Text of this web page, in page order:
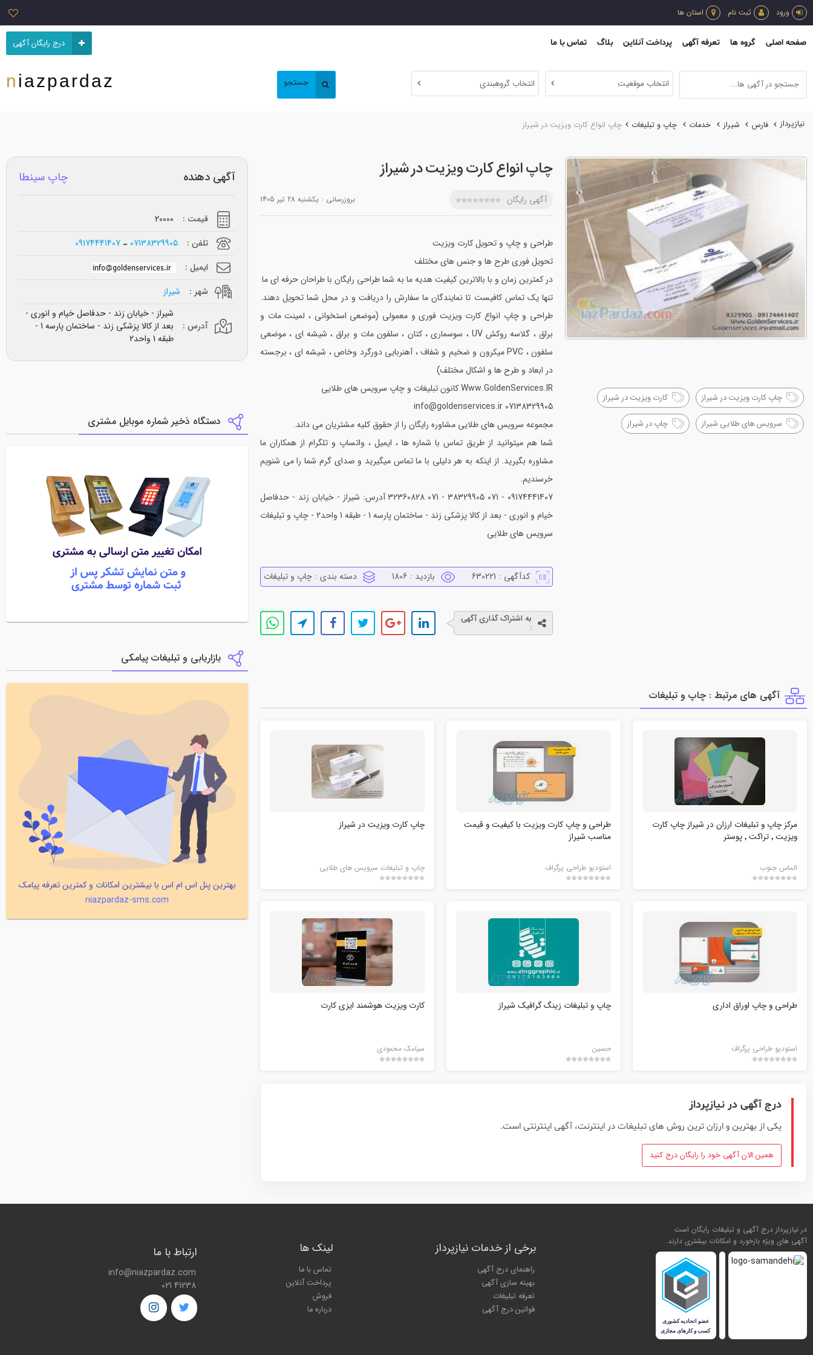
ورود ثبت نام استان ها
درج رایگان آگهی صفحه اصلی گروه ها تعرفه آگهی پرداخت آنلاین بلاگ تماس با ما
انتخاب موقعیت انتخاب گروهبندی جستجو niazpardaz
نیازپرداز فارس شیراز خدمات چاپ و تبليغات چاپ انواع کارت ویزیت در شیراز
چاپ کارت ویزیت در شیراز کارت ویزیت در شیراز
سرویس های طلایی شیراز چاپ در شیراز
چاپ انواع کارت ویزیت در شیراز
آگهی رایگان بروزرسانی : يکشنبه 28 تير 1405
طراحی و چاپ و تحویل کارت ویزیت
تحویل فوریطرح ها و جنس های مختلف
در کمترین زمان و با بالاترین کیفیتهدیه ما به شما طراحی رایگان با طراحان حرفه ای ما
تنها یک تماس کافیست تا نمایندگان ما سفارش را دریافت و در محل شما تحویل دهند.
طراحی و چاپ انواع کارت ویزیت فوری و معمولی (موضعی استخوانی ، لمینت مات و
براق ، گلاسه روکش UV ، سوسماری ، کتان ، سلفون مات و براق ، شیشه ای ، موضعی
سلفون ، PVC میکرون و ضخیم و شفاف ، آهنربایی دورگرد وخاص ، شیشه ای ، برجسته
در ابعاد و طرح ها و اشکال مختلف)
Www.GoldenServices.IRکانون تبلیغات و چاپ سرویس های طلایی
07138329905
مجموعه سرویس های طلایی مشاوره رایگان را از حقوق کلیه مشتریان می داند.
شما هم میتوانید از طریق تماس با شماره ها ، ایمیل ، واتساپ و تلگرام از همکاران ما
مشاوره بگیرید. از اینکه به هر دلیلی با ما تماس میگیرید و صدای گرم شما را می شنویم
خرسندیم.
09174441407 - 071 38329905 - 071 32360828
آدرس: شیراز - خیابان زند - حدفاصل
خیام و انوری - بعد از کالا پزشکی زند - ساختمان پارسه 1 - طبقه 1 واحد2 - چاپ و تبلیغات
سرویس های طلایی
کدآگهی : 630221 بازدید : 1806 دسته بندی : چاپ و تبليغات
به اشتراک گذاری آگهی
:
آگهی های مرتبط : چاپ و تبليغات
مرکز چاپ و تبلیغات ارزان در شیراز چاپ کارت
ویزیت ٬ تراکت ٬ پوستر
الماس جنوب
طراحی و چاپ کارت ویزیت با کیفیت و قیمت
مناسب شیراز
استودیو طراحی پرگراف
چاپ کارت ویزیت در شیراز
چاپ و تبلیغات سرویس های طلایی
طراحی و چاپ اوراق اداری
استودیو طراحی پرگراف
چاپ و تبلیغات زینگ گرافیک شیراز
حسین
کارت ویزیت هوشمند ایزی کارت
سیامک محمودی
درج آگهی در نیازپرداز
یکی از بهترین و ارزان ترین روش های تبلیغات در اینترنت، آگهی اینترنتی است.
همین الان آگهی خود را رایگان درج کنید
آگهی دهنده چاپ سینطا
قیمت :
20000
تلفن :
07138329905
09174441407
ایمیل :
شهر :
شیراز
آدرس :
شیراز - خیابان زند - حدفاصل خیام و انوری -
بعد از کالا پزشکی زند - ساختمان پارسه 1 -
طبقه 1 واحد2
دستگاه ذخیر شماره موبایل مشتری
بازاریابی و تبلیغات پیامکی
بهترین پنل اس ام اس با بیشترین امکانات و کمترین تعرفه پیامک
niazpardaz-sms.com
در نیازپرداز درج آگهی و تبلیغات رایگان است
آگهی های ویژه بازخورد و امکانات بیشتری دارند.
برخی از خدمات نیازپرداز
راهنمای درج آگهی
بهینه سازی آگهی
تعرفه تبلیغات
قوانین درج آگهی
لینک ها
تماس با ما
پرداخت آنلاین
فروش
درباره ما
ارتباط با ما
info@niazpardaz.com
021 41238